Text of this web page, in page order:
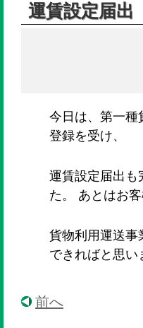
運賃設定届出
今日は、第一種
登録を受け、
運賃設定届出も
た。 あとはお客
貨物利用運送事
できればと思い
前へ